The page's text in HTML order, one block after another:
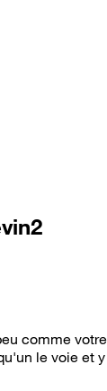
comme
le voie et